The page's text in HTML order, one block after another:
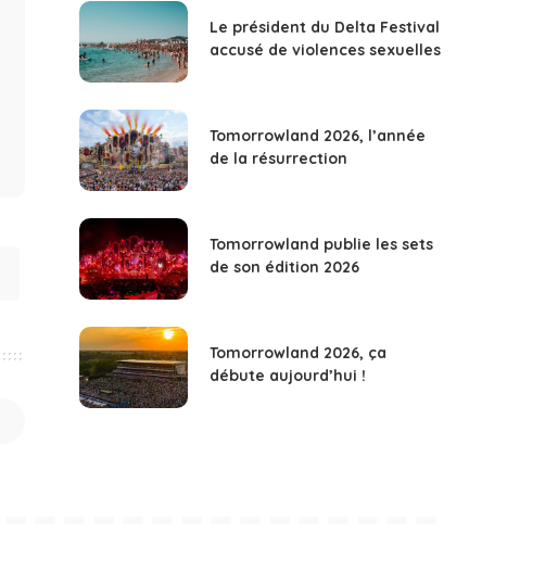
Le président du Delta Festival
accusé de violences sexuelles
Tomorrowland 2026, l’année
de la résurrection
Tomorrowland publie les sets
de son édition 2026
Tomorrowland 2026, ça
débute aujourd’hui !